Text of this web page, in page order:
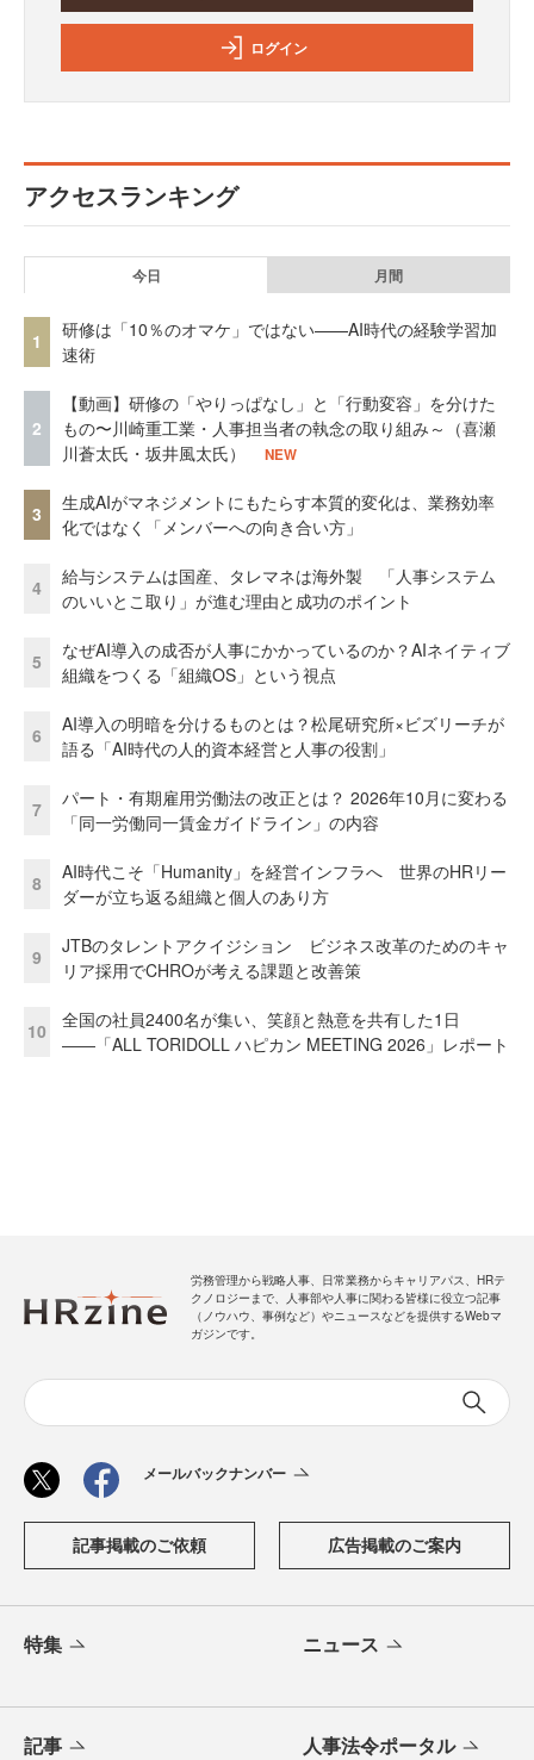
ログイン
アクセスランキング
今日 月間
1
研修は「10％のオマケ」ではない——AI時代の経験学習加
速術
2
【動画】研修の「やりっぱなし」と「行動変容」を分けた
もの〜川崎重工業・人事担当者の執念の取り組み～（喜瀬
川蒼太氏・坂井風太氏）
NEW
3
生成AIがマネジメントにもたらす本質的変化は、業務効率
化ではなく「メンバーへの向き合い方」
4
給与システムは国産、タレマネは海外製 「人事システム
のいいとこ取り」が進む理由と成功のポイント
5
なぜAI導入の成否が人事にかかっているのか？AIネイティブ
組織をつくる「組織OS」という視点
6
AI導入の明暗を分けるものとは？松尾研究所×ビズリーチが
語る「AI時代の人的資本経営と人事の役割」
7
パート・有期雇用労働法の改正とは？ 2026年10月に変わる
「同一労働同一賃金ガイドライン」の内容
8
AI時代こそ「Humanity」を経営インフラへ 世界のHRリー
ダーが立ち返る組織と個人のあり方
9
JTBのタレントアクイジション ビジネス改革のためのキャ
リア採用でCHROが考える課題と改善策
10
全国の社員2400名が集い、笑顔と熱意を共有した1日
――「ALL TORIDOLL ハピカン MEETING 2026」レポート
労務管理から戦略人事、日常業務からキャリアパス、HRテ
クノロジーまで、人事部や人事に関わる皆様に役立つ記事
（ノウハウ、事例など）やニュースなどを提供するWebマ
ガジンです。
メールバックナンバー
記事掲載のご依頼 広告掲載のご案内
特集 ニュース
記事 人事法令ポータル